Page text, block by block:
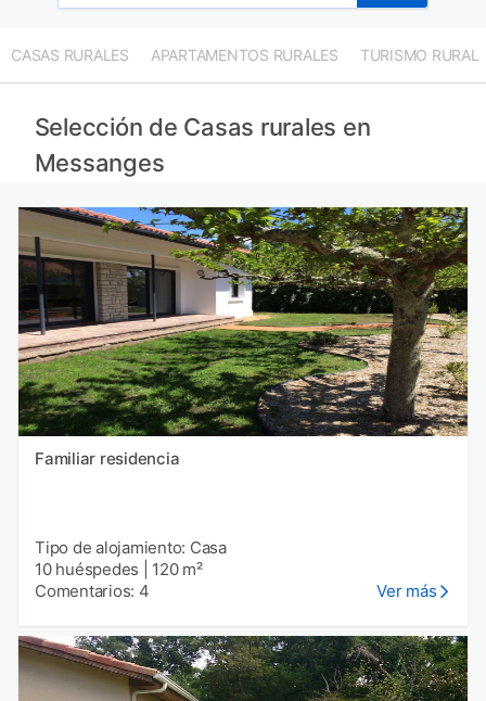
CASAS RURALES APARTAMENTOS RURALES TURISMO RURAL
Selección de Casas rurales en
Messanges
Familiar residencia
Tipo de alojamiento: Casa
10 huéspedes
120 m²
Comentarios: 4
Ver más